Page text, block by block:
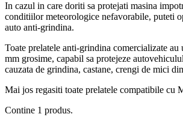
In cazul in care doriti sa protejati masina
conditiilor meteorologice nefavorabile, puteti
auto anti-grindina.
Toate prelatele anti-grindina comercializate au
mm grosime, capabil sa protejeze
cauzata de grindina, castane, crengi de mici
Mai jos regasiti toate prelatele compatibile cu
Contine 1 produs.